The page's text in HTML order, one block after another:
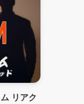
リアク